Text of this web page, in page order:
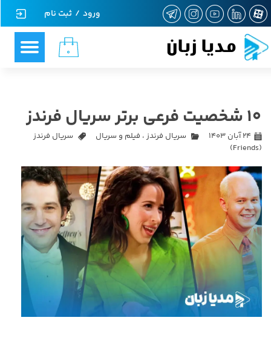
مدیا زبان ۰
ورود / ثبت نام
حساب کاربری من
تغییر گذر واژه
خروج از حساب کاربری
10 شخصیت فرعی برتر سریال فرندز
۲۴ آبان ۱۴۰۳ سریال فرندز ، فیلم و سریال
سریال فرندز
(Friends)